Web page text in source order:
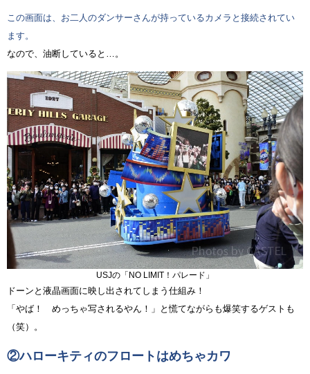
この画面は、お二人のダンサーさんが持っているカメラと接続されてい
ます。
なので、油断していると…。
USJの「NO LIMIT！パレード」
ドーンと液晶画面に映し出されてしまう仕組み！
「やば！ めっちゃ写されるやん！」と慌てながらも爆笑するゲストも
（笑）。
②ハローキティのフロートはめちゃカワ